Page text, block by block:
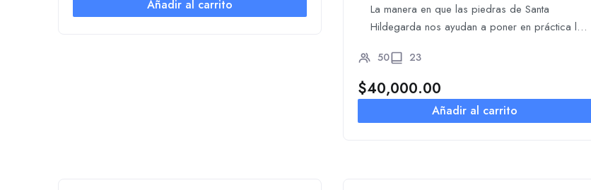
Añadir al carrito
La manera en que las piedras de Santa
Hildegarda nos ayudan a poner en práctica las
50 23
$40,000.00
Añadir al carrito